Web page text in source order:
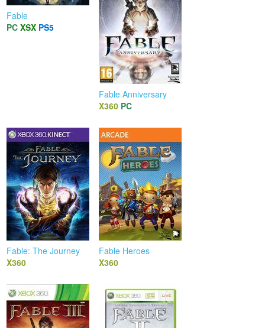
Fable
PC XSX PS5
Fable Anniversary
X360 PC
Fable: The Journey
X360
Fable Heroes
X360